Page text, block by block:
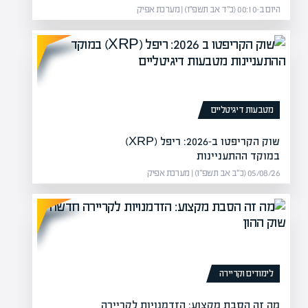
הלימודים, ומציע לתלמידי
כלכליים, החל…
היום ב-00:10 (כ״ד אב תשפ״ו) | מערכת אפיק
מטבעות דיגיטליים
שוק הקריפטו ב-2026: ריפל (XRP)
במוקד ההתעניינות
05/08/26 (כ״ב אב תשפ״ו) | מערכת אפיק
לימודים וקריירה
מה זה הסבת מקצוע: הזדמנויות לקריירה